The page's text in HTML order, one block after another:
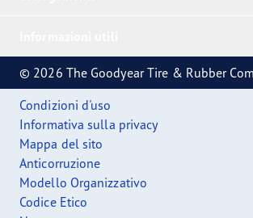
© 2026 The Goodyear Tire & Rubber
Condizioni d'uso
Informativa sulla privacy
Mappa del sito
Anticorruzione
Modello Organizzativo
Codice Etico